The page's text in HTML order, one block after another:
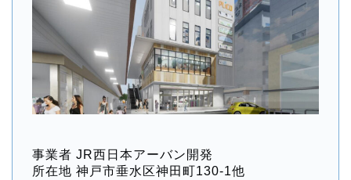
事業者 JR西日本アーバン開発
所在地 神戸市垂水区神田町130-1他